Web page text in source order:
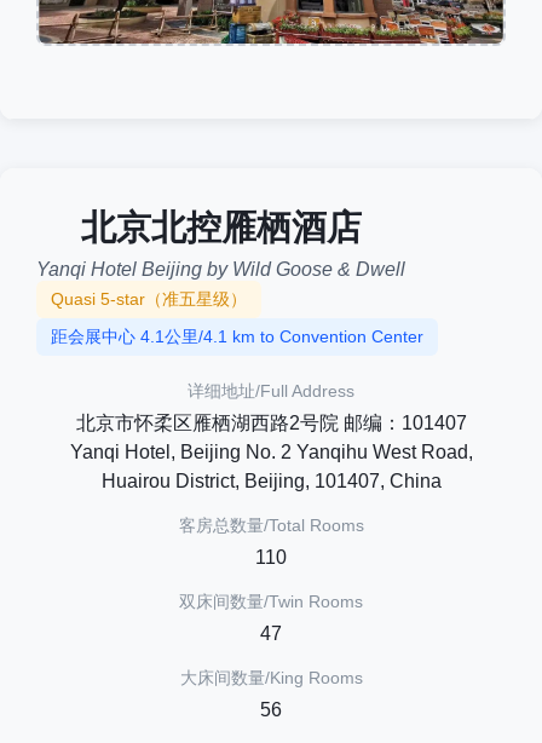
北京北控雁栖酒店
Yanqi Hotel Beijing by Wild Goose & Dwell
Quasi 5-star（准五星级）
距会展中心 4.1公里/4.1 km to Convention Center
详细地址/Full Address
北京市怀柔区雁栖湖西路2号院 邮编：101407
Yanqi Hotel, Beijing No. 2 Yanqihu West Road,
Huairou District, Beijing, 101407, China
客房总数量/Total Rooms
110
双床间数量/Twin Rooms
47
大床间数量/King Rooms
56